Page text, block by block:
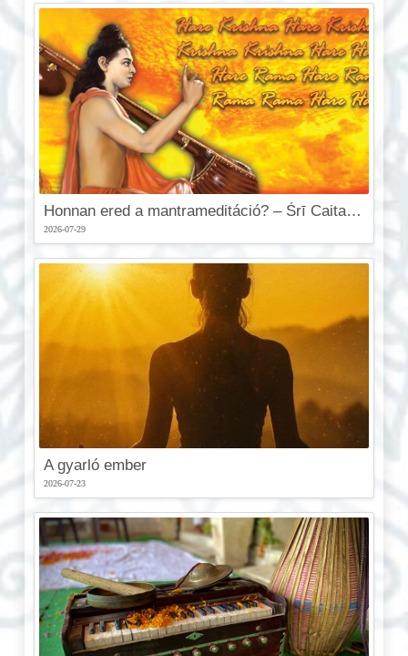
Honnan ered a mantrameditáció? – Śrī Caitanya Mahāprabhu és a Szent Név forradalma
2026-07-29
A gyarló ember
2026-07-23